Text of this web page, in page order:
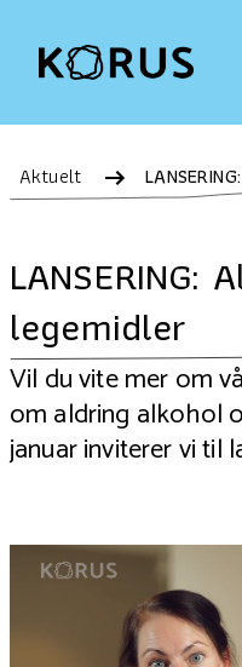
Aktuelt LANSERING: Aldring,
LANSERING:
legemidler
Vil du vite mer om
om aldring alkohol
januar inviterer vi til